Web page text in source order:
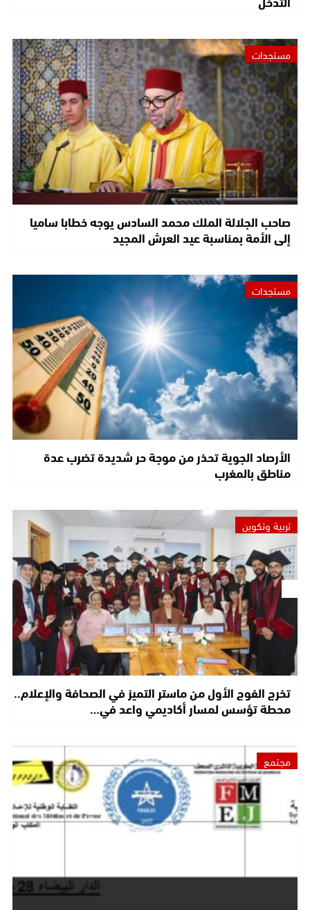
مستجدات
صاحب الجلالة الملك محمد السادس يوجه خطابا ساميا
إلى الأمة بمناسبة عيد العرش المجيد
مستجدات
الأرصاد الجوية تحذر من موجة حر شديدة تضرب عدة
مناطق بالمغرب
تربية وتكوين
تخرج الفوج الأول من ماستر التميز في الصحافة والإعلام..
محطة تؤسس لمسار أكاديمي واعد في…
مجتمع